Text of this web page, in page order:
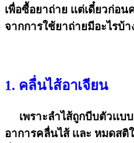
เพื่อซื้อยาถ่าย เเต่เดี๋ยวก่อ
จากการใช้ยาถ่ายมีอะไรบ้า
1. คลื่นไส้อาเจียน
เพราะลำไส้ถูกบีบตัวเเบ
อาการคลื่นไส้ เเละ หมดส